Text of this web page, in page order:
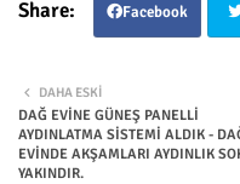
Facebook
DAHA ESKI
DAĞ EVİNE GÜNEŞ PANELLİ
AYDINLATMA SİSTEMİ ALDIK -
EVİNDE AKŞAMLARI AYDINLIK
YAKINDIR.